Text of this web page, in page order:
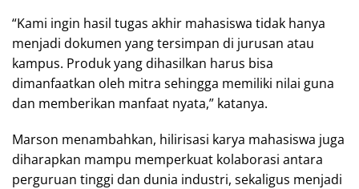
“Kami ingin hasil tugas akhir mahasiswa tidak hanya
menjadi dokumen yang tersimpan di jurusan atau
kampus. Produk yang dihasilkan harus bisa
dimanfaatkan oleh mitra sehingga memiliki nilai guna
dan memberikan manfaat nyata,” katanya.
Marson menambahkan, hilirisasi karya mahasiswa juga
diharapkan mampu memperkuat kolaborasi antara
perguruan tinggi dan dunia industri, sekaligus menjadi